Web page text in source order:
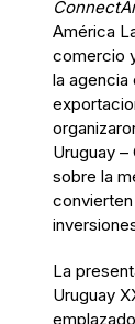
América
comercio
la agencia
Uruguay
sobre la
La
Uruguay